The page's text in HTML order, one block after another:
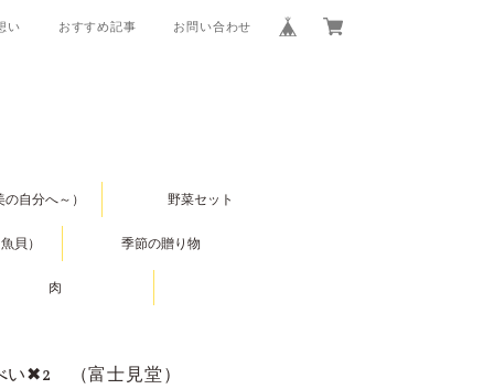
い おすすめ記事 お問い合わせ
自分へ～） 野菜セット
貝） 季節の贈り物
肉
い✖2 （富士見堂）